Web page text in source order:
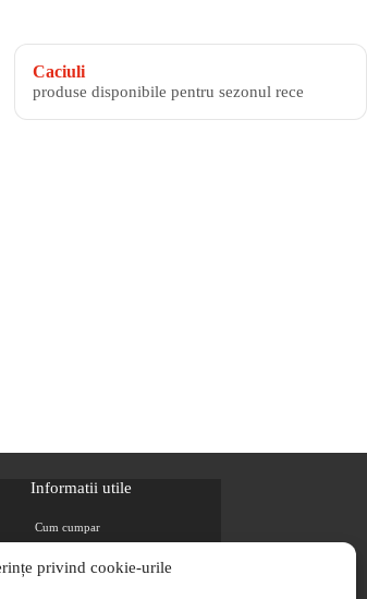
privind cookie-urile
Caciuli
produse disponibile pentru sezonul rece
Informatii utile
Cum cumpar